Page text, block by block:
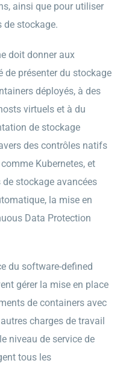
ainsi que pour utiliser
de stockage.
doit donner aux
présenter du stockage
déployés, à des
virtuels et à du
de stockage
des contrôles natifs
Kubernetes, et
stockage avancées
la mise en
Data Protection
du software-defined
gérer la mise en place
de containers avec
charges de travail
niveau de service de
tous les